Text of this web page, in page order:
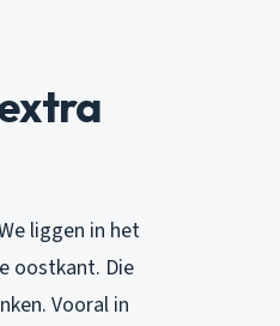
liggen in het
oostkant. Die
Vooral in